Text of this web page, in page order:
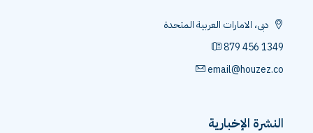
دبى، الامارات العربية المتحدة
879 456 1349
email@houzez.co
النشرة الإخبارية